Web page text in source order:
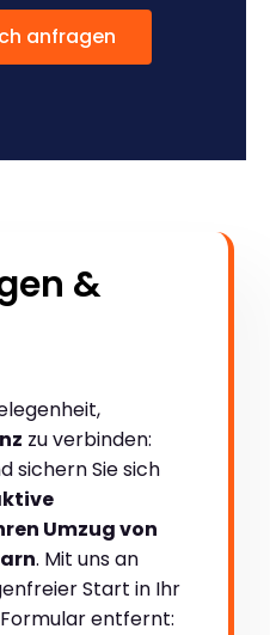
anfragen
&
zu verbinden:
sichern Sie sich
Umzug von
. Mit uns an
Start in Ihr
entfernt: